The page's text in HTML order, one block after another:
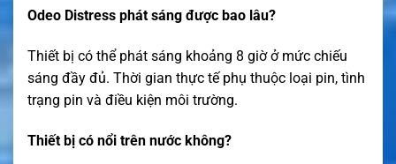
Odeo Distress phát sáng được bao lâu?
Thiết bị có thể phát sáng khoảng 8 giờ ở mức chiếu
sáng đầy đủ. Thời gian thực tế phụ thuộc loại pin, tình
trạng pin và điều kiện môi trường.
Thiết bị có nổi trên nước không?